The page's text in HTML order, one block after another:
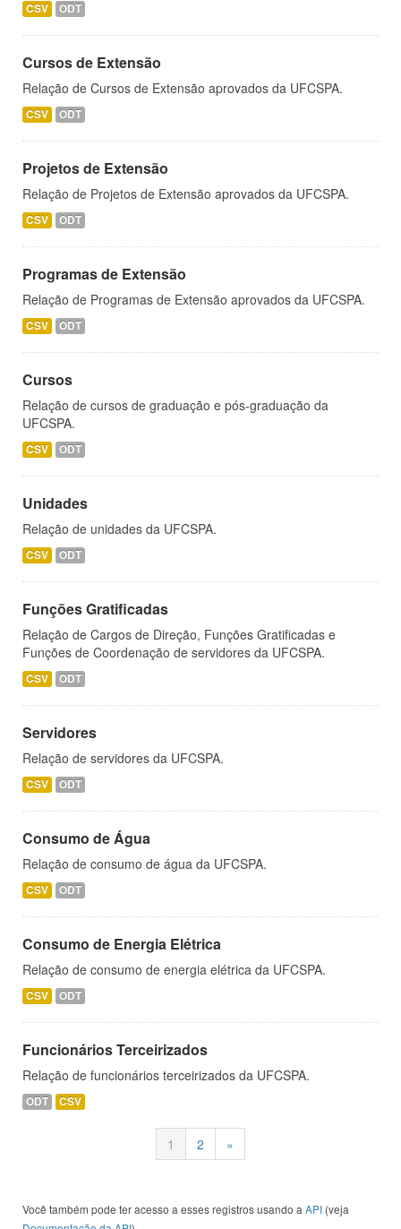
CSV ODT
Cursos de Extensão
Relação de Cursos de Extensão aprovados da UFCSPA.
CSV ODT
Projetos de Extensão
Relação de Projetos de Extensão aprovados da UFCSPA.
CSV ODT
Programas de Extensão
Relação de Programas de Extensão aprovados da UFCSPA.
CSV ODT
Cursos
Relação de cursos de graduação e pós-graduação da
UFCSPA.
CSV ODT
Unidades
Relação de unidades da UFCSPA.
CSV ODT
Funções Gratificadas
Relação de Cargos de Direção, Funções Gratificadas e
Funções de Coordenação de servidores da UFCSPA.
CSV ODT
Servidores
Relação de servidores da UFCSPA.
CSV ODT
Consumo de Água
Relação de consumo de água da UFCSPA.
CSV ODT
Consumo de Energia Elétrica
Relação de consumo de energia elétrica da UFCSPA.
CSV ODT
Funcionários Terceirizados
Relação de funcionários terceirizados da UFCSPA.
ODT CSV
1 2 »
Você também pode ter acesso a esses registros usando a API (veja